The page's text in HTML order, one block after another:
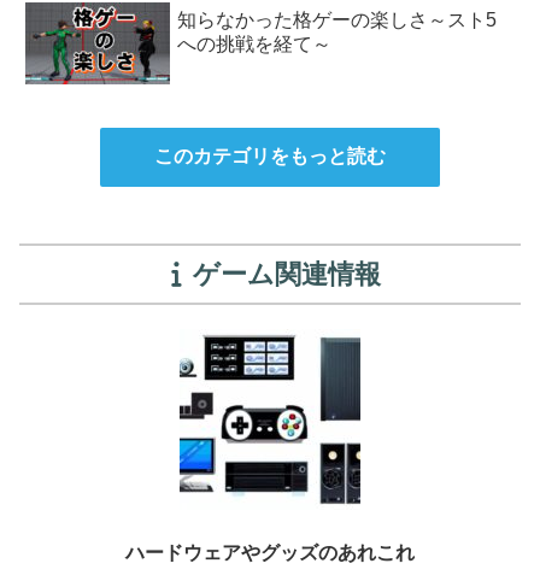
知らなかった格ゲーの楽しさ～スト5
への挑戦を経て～
このカテゴリをもっと読む
ゲーム関連情報
ハードウェアやグッズのあれこれ